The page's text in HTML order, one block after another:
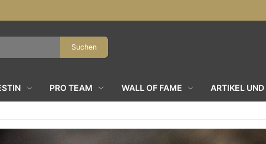
Suchen
PRO TEAM WALL OF FAME ARTIKEL